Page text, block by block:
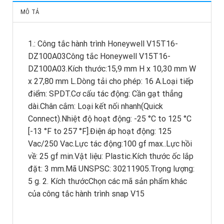
MÔ TẢ
1.: Công tắc hành trình Honeywell V15T16-
DZ100A03Công tắc Honeywell V15T16-
DZ100A03.Kích thước:15,9 mm H x 10,30 mm W
x 27,80 mm L.Dòng tải cho phép: 16 A.Loại tiếp
điểm: SPDT.Cơ cấu tác động: Cần gạt thẳng
dài.Chân cắm: Loại kết nối nhanh(Quick
Connect).Nhiệt độ hoạt động: -25 °C to 125 °C
[-13 °F to 257 °F].Điện áp hoạt động: 125
Vac/250 Vac.Lực tác động:100 gf max..Lực hồi
về: 25 gf min.Vật liệu: Plastic.Kích thước ốc lắp
đặt: 3 mm.Mã UNSPSC: 30211905.Trọng lượng:
5 g. 2. Kích thướcChọn các mã sản phẩm khác
của công tắc hành trình snap V15